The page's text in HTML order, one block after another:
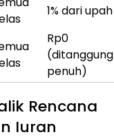
1% dari upah
Rp0
(ditanggung
penuh)
Rencana
Iuran